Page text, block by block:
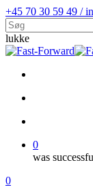
Skip
to
main
content
+45 70 30 59 49 /
lukke
Close
0
was
Menu
search
account
0